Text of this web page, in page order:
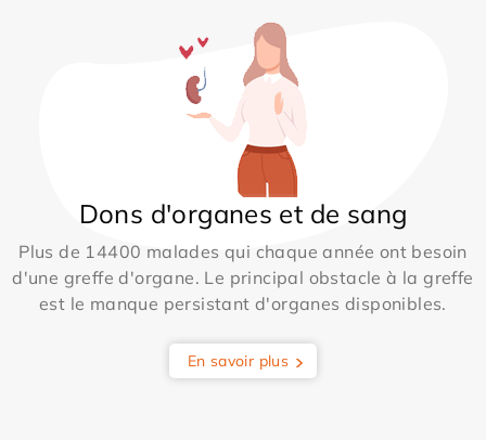
Dons d'organes et de sang
Plus de 14400 malades qui chaque année ont besoin
d'une greffe d'organe. Le principal obstacle à la greffe
est le manque persistant d'organes disponibles.
En savoir plus